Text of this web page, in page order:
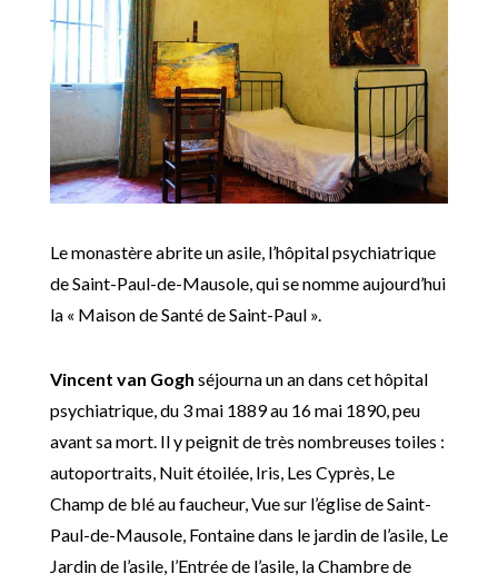
Le monastère abrite un asile, l’hôpital psychiatrique
de Saint-Paul-de-Mausole, qui se nomme aujourd’hui
la « Maison de Santé de Saint-Paul ».
Vincent van Gogh séjourna un an dans cet hôpital
psychiatrique, du 3 mai 1889 au 16 mai 1890, peu
avant sa mort. Il y peignit de très nombreuses toiles :
autoportraits, Nuit étoilée, Iris, Les Cyprès, Le
Champ de blé au faucheur, Vue sur l’église de Saint-
Paul-de-Mausole, Fontaine dans le jardin de l’asile, Le
Jardin de l’asile, l’Entrée de l’asile, la Chambre de